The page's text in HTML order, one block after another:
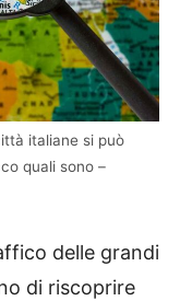
italiane si può
quali sono –
delle grandi
di riscoprire